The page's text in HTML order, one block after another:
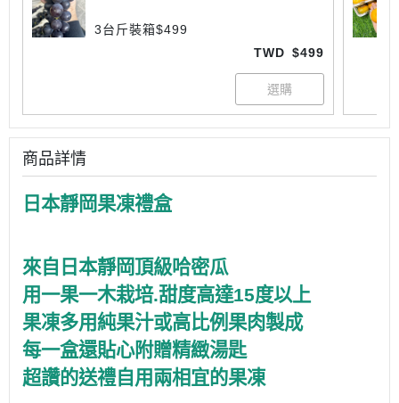
3台斤裝箱$499
TWD $499
商品詳情
日本靜岡果凍禮盒
來自日本靜岡頂級哈密瓜
用一果一木栽培.甜度高達15度以上
果凍多用純果汁或高比例果肉製成
每一盒還貼心附贈精緻湯匙
超讚的送禮自用兩相宜的果凍